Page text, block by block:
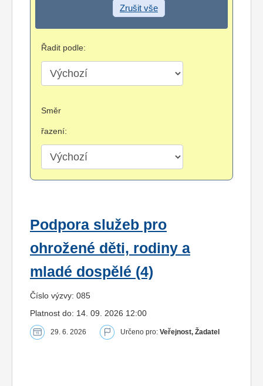
Zrušit vše
Řadit podle:
Směr
řazení:
Podpora služeb pro
ohrožené děti, rodiny a
mladé dospělé (4)
Číslo výzvy: 085
Platnost do: 14. 09. 2026 12:00
29. 6. 2026 Určeno pro: Veřejnost, Žadatel